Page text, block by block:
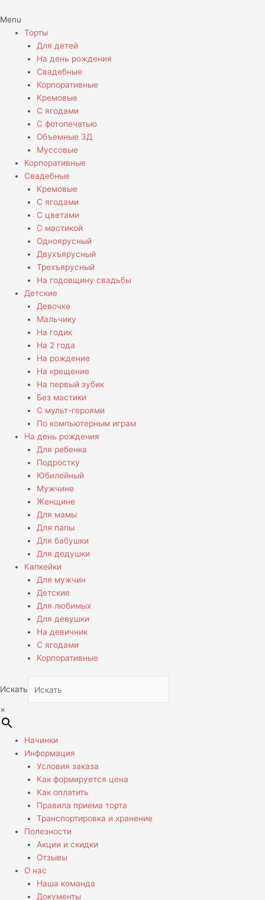
Menu
Торты
Для детей
На день рождения
Свадебные
Корпоративные
Кремовые
С ягодами
С фотопечатью
Объемные 3Д
Муссовые
Корпоративные
Свадебные
Кремовые
С ягодами
С цветами
С мастикой
Одноярусный
Двухъярусный
Трехъярусный
На годовщину свадьбы
Детские
Девочке
Мальчику
На годик
На 2 года
На рождение
На крещение
На первый зубик
Без мастики
С мульт-героями
По компьютерным играм
На день рождения
Для ребенка
Подростку
Юбилейный
Мужчине
Женщине
Для мамы
Для папы
Для бабушки
Для дедушки
Капкейки
Для мужчин
Детские
Для любимых
Для девушки
На девичник
С ягодами
Корпоративные
Искать
×
Начинки
Информация
Условия заказа
Как формируется цена
Как оплатить
Правила приема торта
Транспортировка и хранение
Полезности
Акции и скидки
Отзывы
О нас
Наша команда
Документы